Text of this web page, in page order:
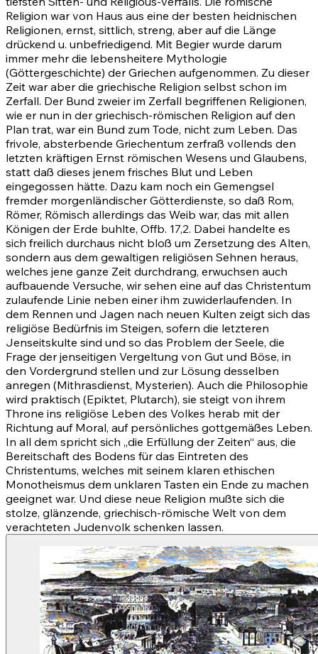
Religion war von Haus aus eine der besten heidnischen
Religionen, ernst, sittlich, streng, aber auf die Länge
drückend u. unbefriedigend. Mit Begier wurde darum
immer mehr die lebensheitere Mythologie
(Göttergeschichte) der Griechen aufgenommen. Zu dieser
Zeit war aber die griechische Religion selbst schon im
Zerfall. Der Bund zweier im Zerfall begriffenen Religionen,
wie er nun in der griechisch-römischen Religion auf den
Plan trat, war ein Bund zum Tode, nicht zum Leben. Das
frivole, absterbende Griechentum zerfraß vollends den
letzten kräftigen Ernst römischen Wesens und Glaubens,
statt daß dieses jenem frisches Blut und Leben
eingegossen hätte. Dazu kam noch ein Gemengsel
fremder morgenländischer Götterdienste, so daß Rom,
Römer, Römisch allerdings das Weib war, das mit allen
Königen der Erde buhlte, Offb. 17,2. Dabei handelte es
sich freilich durchaus nicht bloß um Zersetzung des Alten,
sondern aus dem gewaltigen religiösen Sehnen heraus,
welches jene ganze Zeit durchdrang, erwuchsen auch
aufbauende Versuche, wir sehen eine auf das Christentum
zulaufende Linie neben einer ihm zuwiderlaufenden. In
dem Rennen und Jagen nach neuen Kulten zeigt sich das
religiöse Bedürfnis im Steigen, sofern die letzteren
Jenseitskulte sind und so das Problem der Seele, die
Frage der jenseitigen Vergeltung von Gut und Böse, in
den Vordergrund stellen und zur Lösung desselben
anregen (Mithrasdienst, Mysterien). Auch die Philosophie
wird praktisch (Epiktet, Plutarch), sie steigt von ihrem
Throne ins religiöse Leben des Volkes herab mit der
Richtung auf Moral, auf persönliches gottgemäßes Leben.
In all dem spricht sich „die Erfüllung der Zeiten“ aus, die
Bereitschaft des Bodens für das Eintreten des
Christentums, welches mit seinem klaren ethischen
Monotheismus dem unklaren Tasten ein Ende zu machen
geeignet war. Und diese neue Religion mußte sich die
stolze, glänzende, griechisch-römische Welt von dem
verachteten Judenvolk schenken lassen.